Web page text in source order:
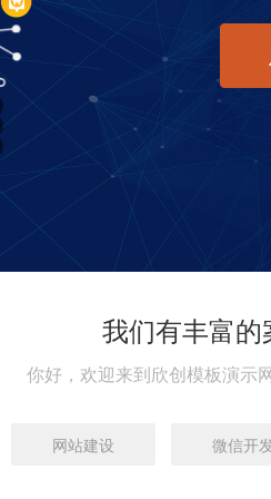
我们有丰富
你好，欢迎来到欣创模板演示
网站建设 微信开